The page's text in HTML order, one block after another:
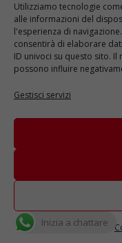
Utilizziamo tecnologie
alle informazioni del
l'esperienza di
consentirà di elaborare
ID univoci su questo sito.
possono influire
Gestisci servizi
Le nostre
Inizia a chattare